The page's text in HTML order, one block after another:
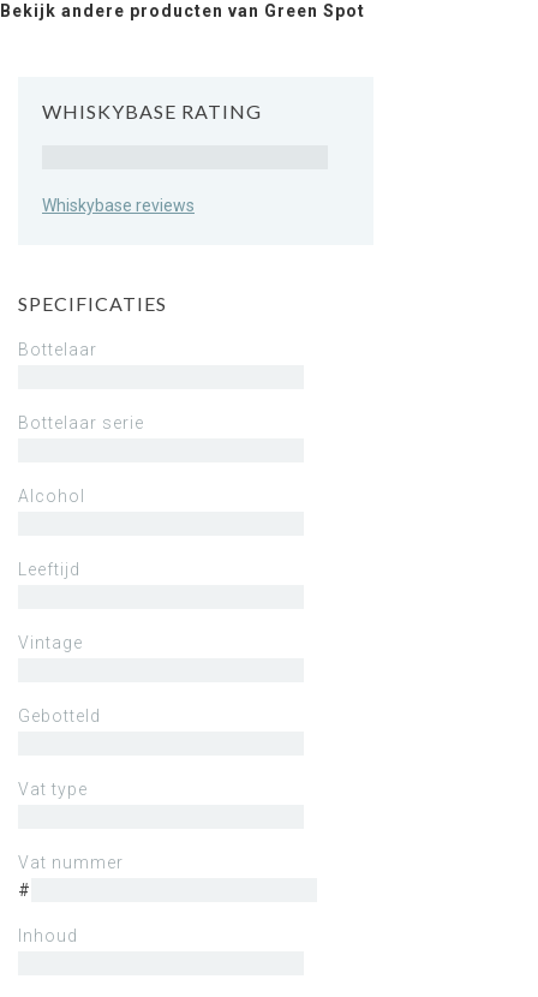
Bekijk andere producten van Green Spot
WHISKYBASE RATING
Whiskybase reviews
SPECIFICATIES
Bottelaar
Bottelaar serie
Alcohol
Leeftijd
Vintage
Gebotteld
Vat type
Vat nummer
#
Inhoud